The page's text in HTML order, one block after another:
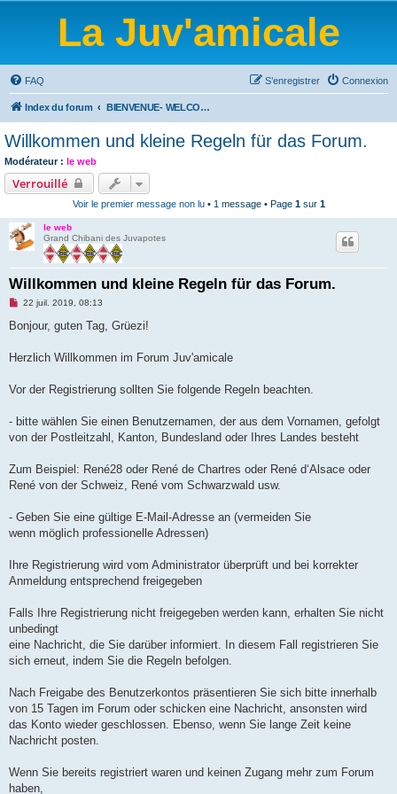
La Juv'amicale
FAQ Connexion
S’enregistrer
Index du forum BIENVENUE- WELCOME-BIENVENIDOS-WILLKOMMEN-BEM-VINDO-WELKOM
Willkommen und kleine Regeln für das Forum.
Modérateur : le web
Verrouillé
Voir le premier message non lu• 1 message • Page 1sur 1
le web
Grand Chibani des Juvapotes
Willkommen und kleine Regeln für das Forum.
M
s
g
o
u
22 juil. 2019, 08:13
Bonjour, guten Tag, Grüezi!
Herzlich Willkommen im Forum Juv'amicale
Vor der Registrierung sollten Sie folgende Regeln beachten.
- bitte wählen Sie einen Benutzernamen, der aus dem Vornamen, gefolgt
von der Postleitzahl, Kanton, Bundesland oder Ihres Landes besteht
Zum Beispiel: René28 oder René de Chartres oder René d‘Alsace oder
René von der Schweiz, René vom Schwarzwald usw.
- Geben Sie eine gültige E-Mail-Adresse an (vermeiden Sie
wenn möglich professionelle Adressen)
Ihre Registrierung wird vom Administrator überprüft und bei korrekter
Anmeldung entsprechend freigegeben
Falls Ihre Registrierung nicht freigegeben werden kann, erhalten Sie nicht
unbedingt
eine Nachricht, die Sie darüber informiert. In diesem Fall registrieren Sie
sich erneut, indem Sie die Regeln befolgen.
Nach Freigabe des Benutzerkontos präsentieren Sie sich bitte innerhalb
von 15 Tagen im Forum oder schicken eine Nachricht, ansonsten wird
das Konto wieder geschlossen. Ebenso, wenn Sie lange Zeit keine
Nachricht posten.
Wenn Sie bereits registriert waren und keinen Zugang mehr zum Forum
haben,